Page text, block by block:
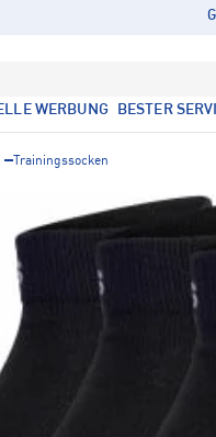
WERBUNG BESTER
Trainingssocken